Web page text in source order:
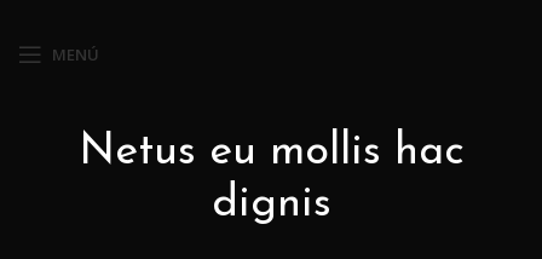
MENÚ
Netus eu mollis hac
dignis